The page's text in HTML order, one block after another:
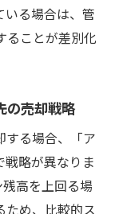
いる場合は、管
ることが差別化
の売却戦略
する場合、「ア
戦略が異なりま
高を上回る場
ため、比較的ス